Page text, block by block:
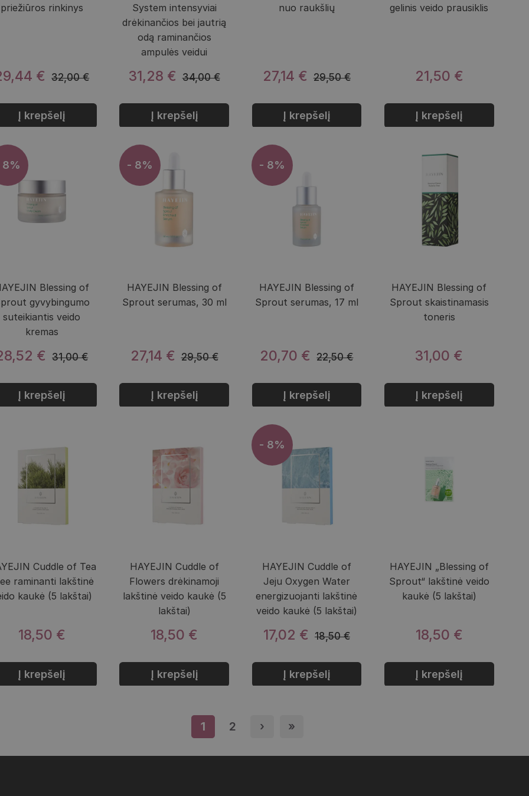
priežiūros rinkinys
€ 32,00 €
Į krepšelį
System intensyviai
drėkinančios bei jautrią
odą raminančios
ampulės veidui
31,28 € 34,00 €
Į krepšelį
nuo raukšlių
27,14 € 29,50 €
Į krepšelį
gelinis veido prausiklis
21,50 €
Į krepšelį
Blessing of
gyvybingumo
suteikiantis veido
kremas
€ 31,00 €
Į krepšelį
HAYEJIN Blessing of
Sprout serumas, 30 ml
27,14 € 29,50 €
Į krepšelį
- 8%
HAYEJIN Blessing of
Sprout serumas, 17 ml
20,70 € 22,50 €
Į krepšelį
- 8%
HAYEJIN Blessing of
Sprout skaistinamasis
toneris
31,00 €
Į krepšelį
Cuddle of Tea
raminanti lakštinė
kaukė (5 lakštai)
18,50 €
Į krepšelį
HAYEJIN Cuddle of
Flowers drėkinamoji
lakštinė veido kaukė (5
lakštai)
18,50 €
Į krepšelį
HAYEJIN Cuddle of
Jeju Oxygen Water
energizuojanti lakštinė
veido kaukė (5 lakštai)
17,02 € 18,50 €
Į krepšelį
- 8%
HAYEJIN „Blessing of
Sprout“ lakštinė veido
kaukė (5 lakštai)
18,50 €
Į krepšelį
Puslapis
1 Puslapis
2 Next page
› Last page
»